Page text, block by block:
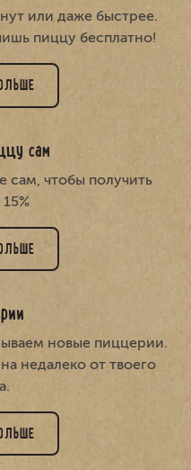
или даже быстрее.
пиццу бесплатно!
сам
сам, чтобы получить
новые пиццерии.
недалеко от твоего